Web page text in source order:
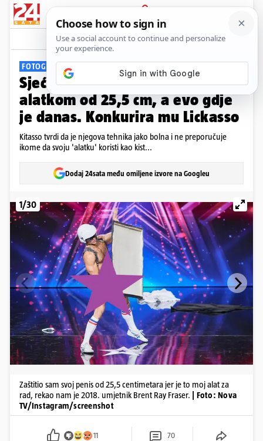
PRIJAVA
Galerija Komentari
FOTOGALERIJA
Sjećate se Kitassa? Slikao je
alatkom od 25,5 cm, a evo gdje
je danas. Konkurira mu Lickasso
Kitasso tvrdi da je njegova tehnika jako bolna i ne preporučuje
ikome da svoju 'alatku' koristi kao kist...
Dodaj 24sata među omiljene izvore na Googleu
1/30
Zaštitio sam svoj penis od 25,5 centimetara jer je to moj alat za
rad, rekao nam je 2018. umjetnik Brent Ray Fraser.
| Foto: Nova
TV/Instagram/screenshot
11 70